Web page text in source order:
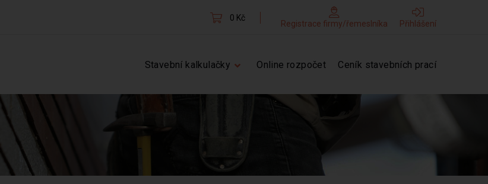
0 Kč
Registrace firmy/řemeslníka Přihlášení
Stavební kalkulačky Online rozpočet Ceník stavebních prací